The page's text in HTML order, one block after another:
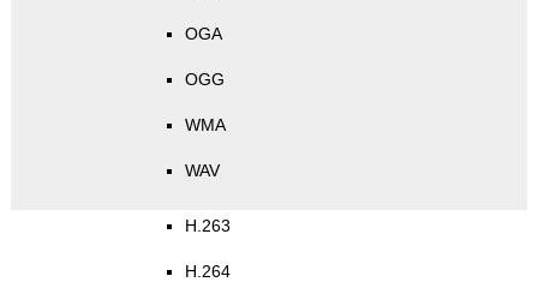
OGA
OGG
WMA
WAV
H.263
H.264